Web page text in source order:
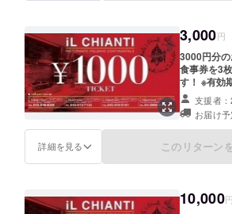
3,000円
3000円分
食事券を3
す！ ※有効
支援者：
お届け
詳細を見る このリターン
10,000円